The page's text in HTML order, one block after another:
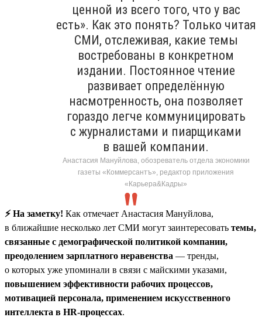
ценной из всего того, что у вас
есть». Как это понять? Только читая
СМИ, отслеживая, какие темы
востребованы в конкретном
издании. Постоянное чтение
развивает определённую
насмотренность, она позволяет
гораздо легче коммуницировать
с журналистами и пиарщиками
в вашей компании.
Анастасия Мануйлова, обозреватель отдела экономики
газеты «Коммерсантъ», редактор приложения
«Карьера&Кадры»
⚡️ На заметку! Как отмечает Анастасия Мануйлова,
в ближайшие несколько лет СМИ могут заинтересовать темы,
связанные с демографической политикой компании,
преодолением зарплатного неравенства — тренды,
о которых уже упоминали в связи с майскими указами,
повышением эффективности рабочих процессов,
мотивацией персонала, применением искусственного
интеллекта в HR-процессах.